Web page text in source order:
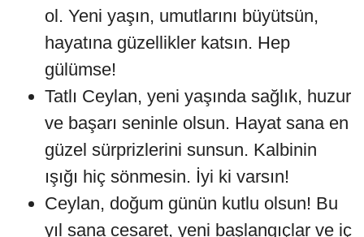
ol. Yeni yaşın, umutlarını büyütsün,
hayatına güzellikler katsın. Hep
gülümse!
Tatlı Ceylan, yeni yaşında sağlık, huzur
ve başarı seninle olsun. Hayat sana en
güzel sürprizlerini sunsun. Kalbinin
ışığı hiç sönmesin. İyi ki varsın!
Ceylan, doğum günün kutlu olsun! Bu
yıl sana cesaret, yeni başlangıçlar ve iç